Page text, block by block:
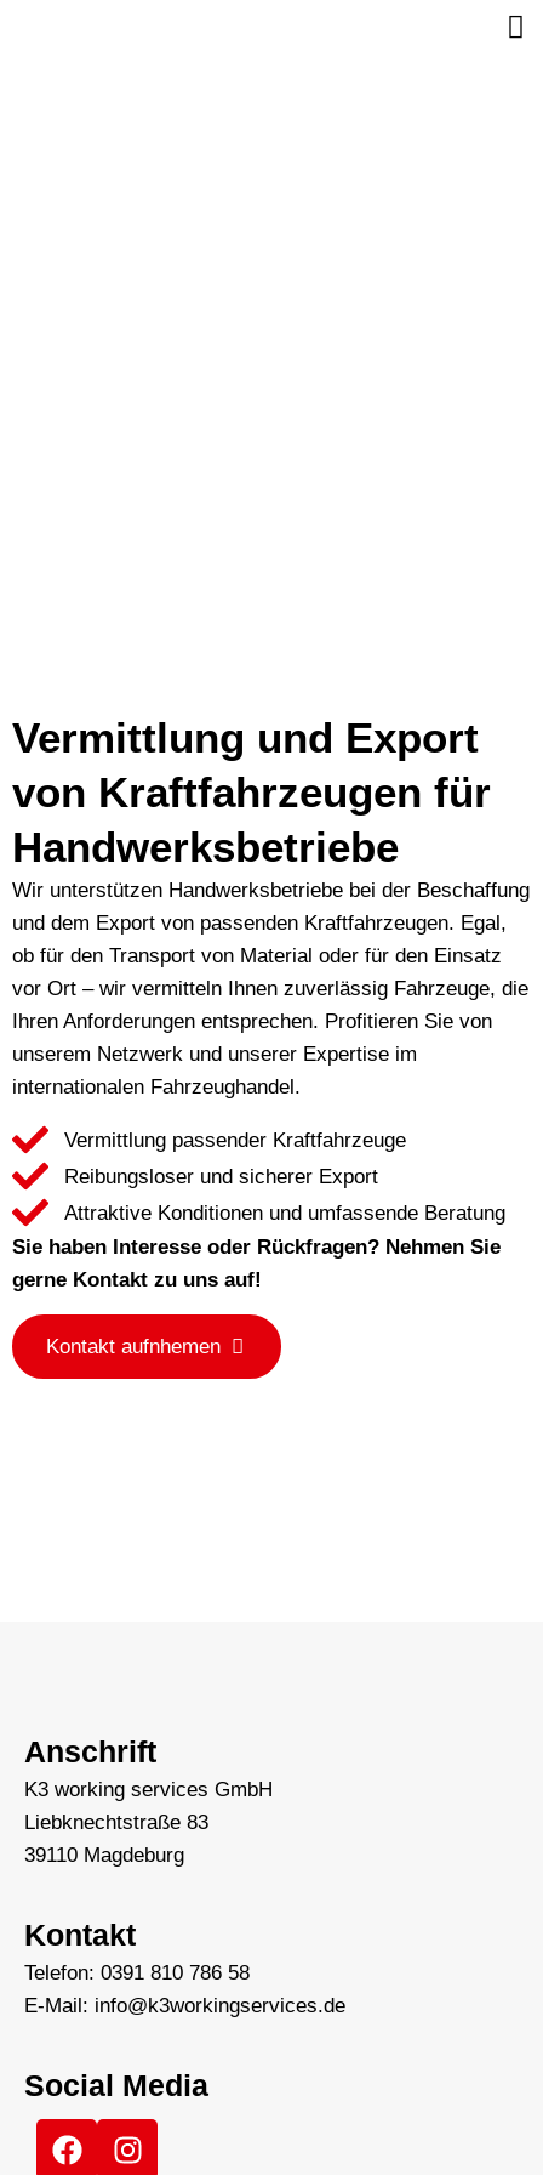
Vermittlung und Export
von Kraftfahrzeugen für
Handwerks­betriebe
Wir unterstützen Handwerksbetriebe bei der Beschaffung
und dem Export von passenden Kraftfahrzeugen. Egal,
ob für den Transport von Material oder für den Einsatz
vor Ort – wir vermitteln Ihnen zuverlässig Fahrzeuge, die
Ihren Anforderungen entsprechen. Profitieren Sie von
unserem Netzwerk und unserer Expertise im
internationalen Fahrzeughandel.
Vermittlung passender Kraftfahrzeuge
Reibungsloser und sicherer Export
Attraktive Konditionen und umfassende Beratung
Sie haben Interesse oder Rückfragen? Nehmen Sie
gerne Kontakt zu uns auf!
Kontakt aufnhemen
Anschrift
K3 working services GmbH
Liebknechtstraße 83
39110 Magdeburg
Kontakt
Telefon: 0391 810 786 58
E-Mail: info@k3workingservices.de
Social Media